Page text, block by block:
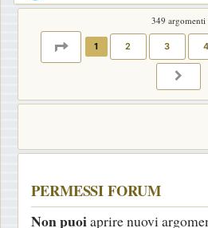
349 argomenti
PAGINA DI
1 2 3 4
PERMESSI FORUM
Non puoiaprire nuovi